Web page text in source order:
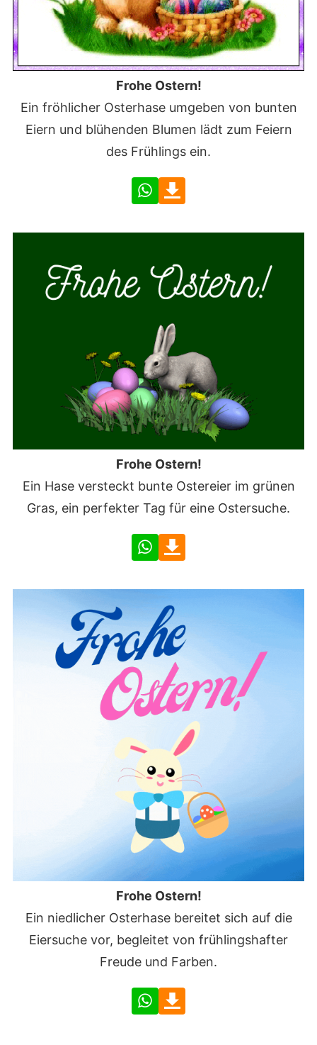
Frohe Ostern!
Ein fröhlicher Osterhase umgeben von bunten
Eiern und blühenden Blumen lädt zum Feiern
des Frühlings ein.
Frohe Ostern!
Ein Hase versteckt bunte Ostereier im grünen
Gras, ein perfekter Tag für eine Ostersuche.
Frohe Ostern!
Ein niedlicher Osterhase bereitet sich auf die
Eiersuche vor, begleitet von frühlingshafter
Freude und Farben.